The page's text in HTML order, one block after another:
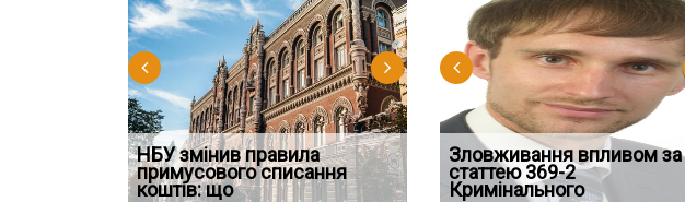
НБУ змінив правила
примусового списання
коштів: що
Якщо суд встановив для
відшкодування шкоди
наявніс
Водії можуть отримати
компенсацію за незаконні
дії
Зловживання впливом за
статтею 369-2
Кримінального
Особливості захисту у
кримінальному
провадженні: я